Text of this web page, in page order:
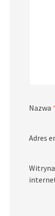
Nazwa *
Adres
Witryna